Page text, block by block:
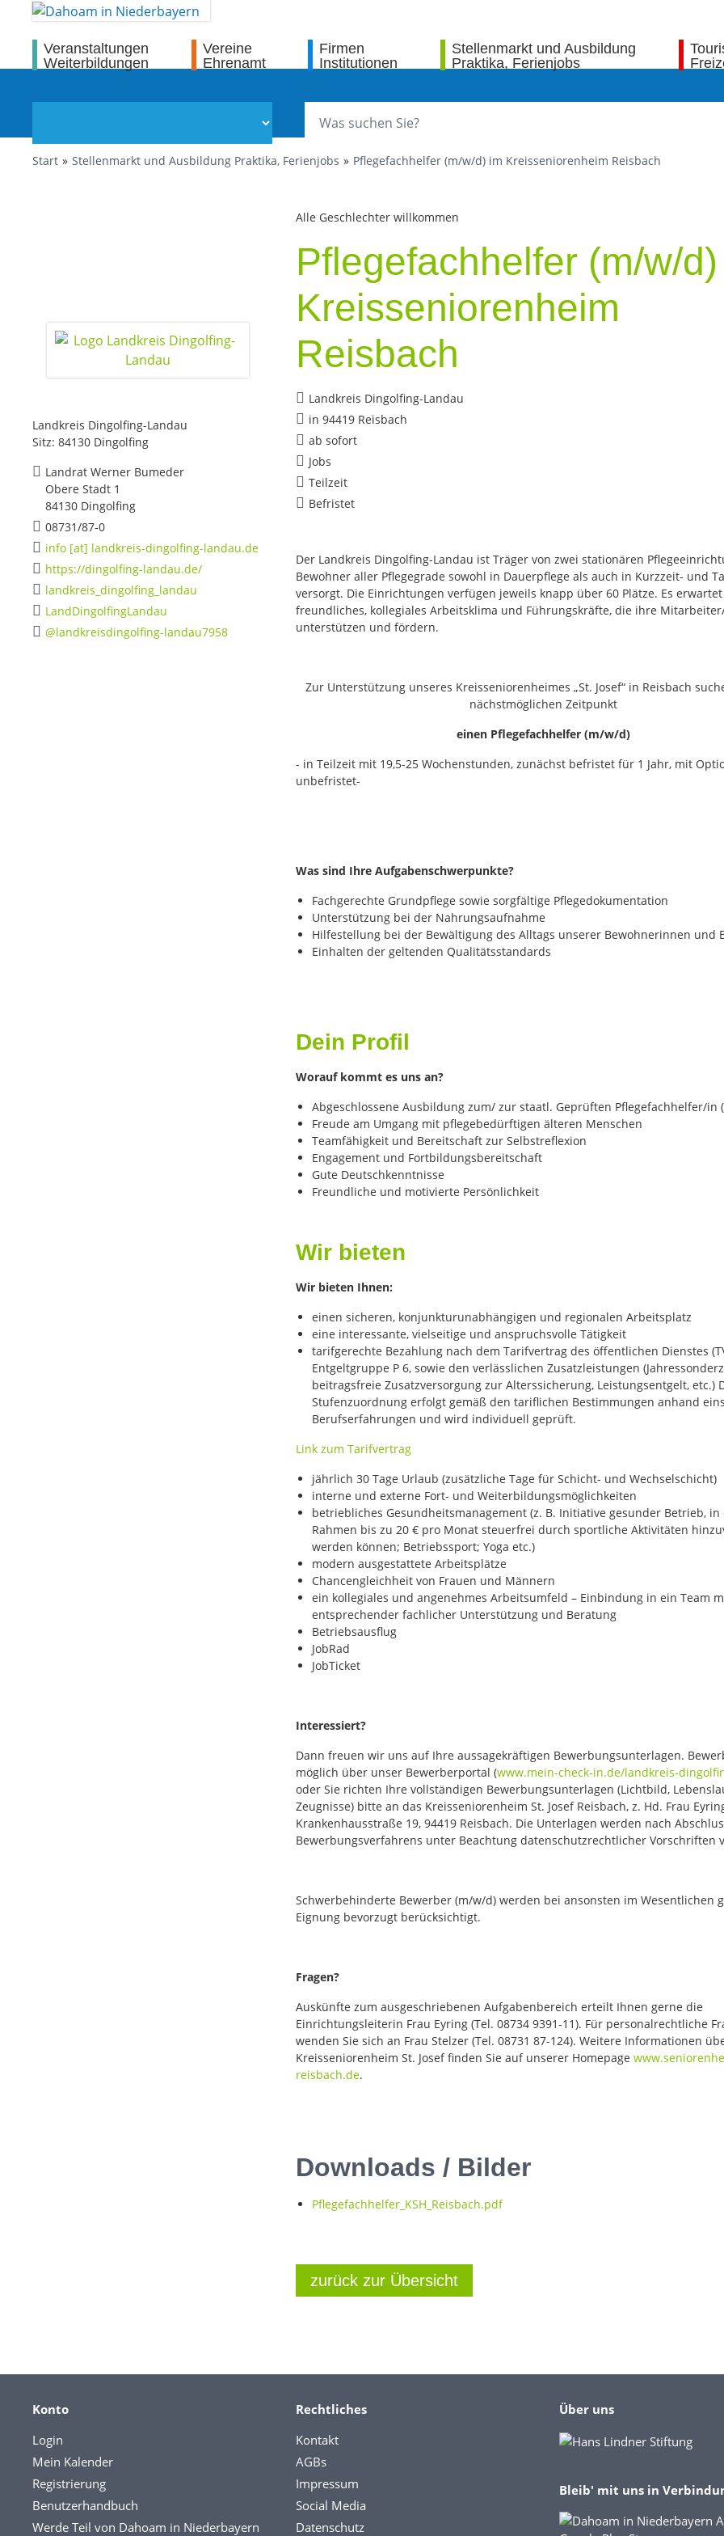
Veranstaltungen
Weiterbildungen
Vereine
Ehrenamt
Firmen
Institutionen
Stellenmarkt und Ausbildung
Praktika, Ferienjobs
Start Stellenmarkt und Ausbildung Praktika, Ferienjobs Pflegefachhelfer (m/w/d) im Kreisseniorenheim Reisbach
Landkreis Dingolfing-Landau
Sitz: 84130 Dingolfing
Landrat Werner Bumeder
Obere Stadt 1
84130 Dingolfing
08731/87-0
info [at] landkreis-dingolfing-landau.de
https://dingolfing-landau.de/
landkreis_dingolfing_landau
LandDingolfingLandau
@landkreisdingolfing-landau7958
Alle Geschlechter willkommen
Pflegefachhelfer (m/w/
Kreisseniorenheim
Reisbach
Landkreis Dingolfing-Landau
in 94419 Reisbach
ab sofort
Jobs
Teilzeit
Befristet
Der Landkreis Dingolfing-Landau ist Träger von zwei stationären
Bewohner aller Pflegegrade sowohl in Dauerpflege als auch in Kurzzeit- und
versorgt. Die Einrichtungen verfügen jeweils knapp über 60 Plätze. Es erwartet
freundliches, kollegiales Arbeitsklima und Führungskräfte, die ihre
unterstützen und fördern.
Zur Unterstützung unseres Kreisseniorenheimes „St. Josef“ in Reisbach
nächstmöglichen Zeitpunkt
einen Pflegefachhelfer (m/w/d)
- in Teilzeit mit 19,5-25 Wochenstunden, zunächst befristet für 1 Jahr, mit
unbefristet-
Was sind Ihre Aufgabenschwerpunkte?
Fachgerechte Grundpflege sowie sorgfältige Pflegedokumentation
Unterstützung bei der Nahrungsaufnahme
Hilfestellung bei der Bewältigung des Alltags unserer Bewohnerinnen und
Einhalten der geltenden Qualitätsstandards
Dein Profil
Worauf kommt es uns an?
Abgeschlossene Ausbildung zum/ zur staatl. Geprüften Pflegefachhelfer/in
Freude am Umgang mit pflegebedürftigen älteren Menschen
Teamfähigkeit und Bereitschaft zur Selbstreflexion
Engagement und Fortbildungsbereitschaft
Gute Deutschkenntnisse
Freundliche und motivierte Persönlichkeit
Wir bieten
Wir bieten Ihnen:
einen sicheren, konjunkturunabhängigen und regionalen Arbeitsplatz
eine interessante, vielseitige und anspruchsvolle Tätigkeit
tarifgerechte Bezahlung nach dem Tarifvertrag des öffentlichen Dienstes
Entgeltgruppe P 6, sowie den verlässlichen Zusatzleistungen
beitragsfreie Zusatzversorgung zur Alterssicherung, Leistungsentgelt, etc.)
Stufenzuordnung erfolgt gemäß den tariflichen Bestimmungen anhand
Berufserfahrungen und wird individuell geprüft.
Link zum Tarifvertrag
jährlich 30 Tage Urlaub (zusätzliche Tage für Schicht- und Wechselschicht)
interne und externe Fort- und Weiterbildungsmöglichkeiten
betriebliches Gesundheitsmanagement (z. B. Initiative gesunder Betrieb, in
Rahmen bis zu 20 € pro Monat steuerfrei durch sportliche Aktivitäten
werden können; Betriebssport; Yoga etc.)
modern ausgestattete Arbeitsplätze
Chancengleichheit von Frauen und Männern
ein kollegiales und angenehmes Arbeitsumfeld – Einbindung in ein Team
entsprechender fachlicher Unterstützung und Beratung
Betriebsausflug
JobRad
JobTicket
Interessiert?
Dann freuen wir uns auf Ihre aussagekräftigen Bewerbungsunterlagen.
möglich über unser Bewerberportal (www.mein-check-in.de/landkreis-
oder Sie richten Ihre vollständigen Bewerbungsunterlagen (Lichtbild,
Zeugnisse) bitte an das Kreisseniorenheim St. Josef Reisbach, z. Hd. Frau
Krankenhausstraße 19, 94419 Reisbach. Die Unterlagen werden nach
Bewerbungsverfahrens unter Beachtung datenschutzrechtlicher Vorschriften
Schwerbehinderte Bewerber (m/w/d) werden bei ansonsten im Wesentlichen
Eignung bevorzugt berücksichtigt.
Fragen?
Auskünfte zum ausgeschriebenen Aufgabenbereich erteilt Ihnen gerne die
Einrichtungsleiterin Frau Eyring (Tel. 08734 9391-11). Für personalrechtliche
wenden Sie sich an Frau Stelzer (Tel. 08731 87-124). Weitere Informationen
Kreisseniorenheim St. Josef finden Sie auf unserer Homepage
reisbach.de.
Downloads / Bilder
Pflegefachhelfer_KSH_Reisbach.pdf
zurück zur Übersicht
Konto
Login
Mein Kalender
Registrierung
Benutzerhandbuch
Werde Teil von Dahoam in Niederbayern
Rechtliches
Kontakt
AGBs
Impressum
Social Media
Datenschutz
Über uns
Bleib' mit uns in